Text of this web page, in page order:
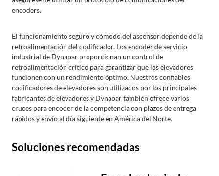
encoders.
El funcionamiento seguro y cómodo del ascensor depende de la
retroalimentación del codificador. Los encoder de servicio
industrial de Dynapar proporcionan un control de
retroalimentación crítico para garantizar que los elevadores
funcionen con un rendimiento óptimo. Nuestros confiables
codificadores de elevadores son utilizados por los principales
fabricantes de elevadores y Dynapar también ofrece varios
cruces para encoder de la competencia con plazos de entrega
rápidos y envío al día siguiente en América del Norte.
Soluciones recomendadas